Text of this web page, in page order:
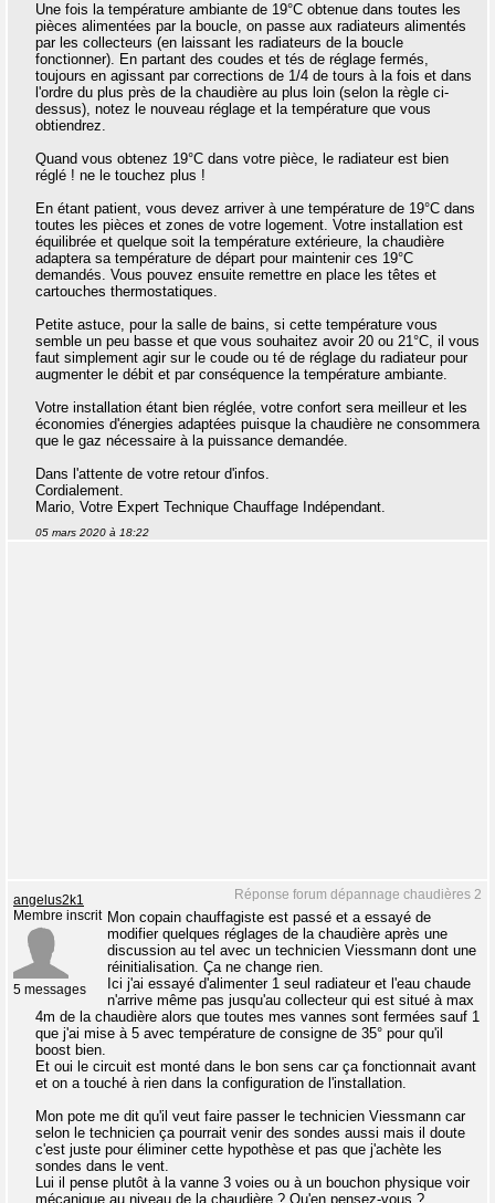
Une fois la température ambiante de 19°C obtenue dans toutes les
pièces alimentées par la boucle, on passe aux radiateurs alimentés
par les collecteurs (en laissant les radiateurs de la boucle
fonctionner). En partant des coudes et tés de réglage fermés,
toujours en agissant par corrections de 1/4 de tours à la fois et dans
l'ordre du plus près de la chaudière au plus loin (selon la règle ci-
dessus), notez le nouveau réglage et la température que vous
obtiendrez.
Quand vous obtenez 19°C dans votre pièce, le radiateur est bien
réglé ! ne le touchez plus !
En étant patient, vous devez arriver à une température de 19°C dans
toutes les pièces et zones de votre logement. Votre installation est
équilibrée et quelque soit la température extérieure, la chaudière
adaptera sa température de départ pour maintenir ces 19°C
demandés. Vous pouvez ensuite remettre en place les têtes et
cartouches thermostatiques.
Petite astuce, pour la salle de bains, si cette température vous
semble un peu basse et que vous souhaitez avoir 20 ou 21°C, il vous
faut simplement agir sur le coude ou té de réglage du radiateur pour
augmenter le débit et par conséquence la température ambiante.
Votre installation étant bien réglée, votre confort sera meilleur et les
économies d'énergies adaptées puisque la chaudière ne consommera
que le gaz nécessaire à la puissance demandée.
Dans l'attente de votre retour d'infos.
Cordialement.
Mario, Votre Expert Technique Chauffage Indépendant.
05 mars 2020 à 18:22
Réponse forum dépannage chaudières 2
angelus2k1
Membre inscrit
5 messages
Mon copain chauffagiste est passé et a essayé de
modifier quelques réglages de la chaudière après une
discussion au tel avec un technicien Viessmann dont une
réinitialisation. Ça ne change rien.
Ici j'ai essayé d'alimenter 1 seul radiateur et l'eau chaude
n'arrive même pas jusqu'au collecteur qui est situé à max
4m de la chaudière alors que toutes mes vannes sont fermées sauf 1
que j'ai mise à 5 avec température de consigne de 35° pour qu'il
boost bien.
Et oui le circuit est monté dans le bon sens car ça fonctionnait avant
et on a touché à rien dans la configuration de l'installation.
Mon pote me dit qu'il veut faire passer le technicien Viessmann car
selon le technicien ça pourrait venir des sondes aussi mais il doute
c'est juste pour éliminer cette hypothèse et pas que j'achète les
sondes dans le vent.
Lui il pense plutôt à la vanne 3 voies ou à un bouchon physique voir
mécanique au niveau de la chaudière ? Qu'en pensez-vous ?